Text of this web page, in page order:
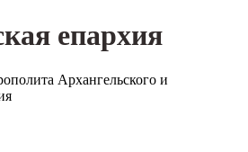
епархия
Архангельского и